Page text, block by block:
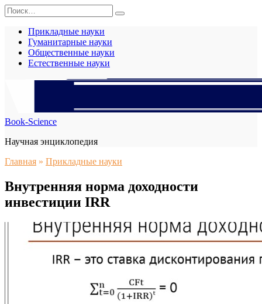
Перейти
к
содержанию
Search
for:
Прикладные науки
Гуманитарные науки
Общественные науки
Естественные науки
Book-Science
Научная энциклопедия
Главная » Прикладные науки
Внутренняя норма доходности
инвестиции IRR